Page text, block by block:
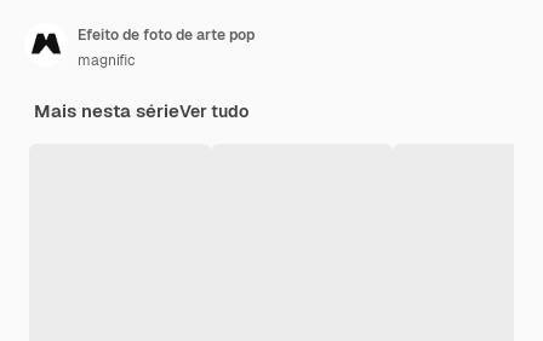
Efeito de foto de arte pop
magnific
Mais nesta sérieVer tudo